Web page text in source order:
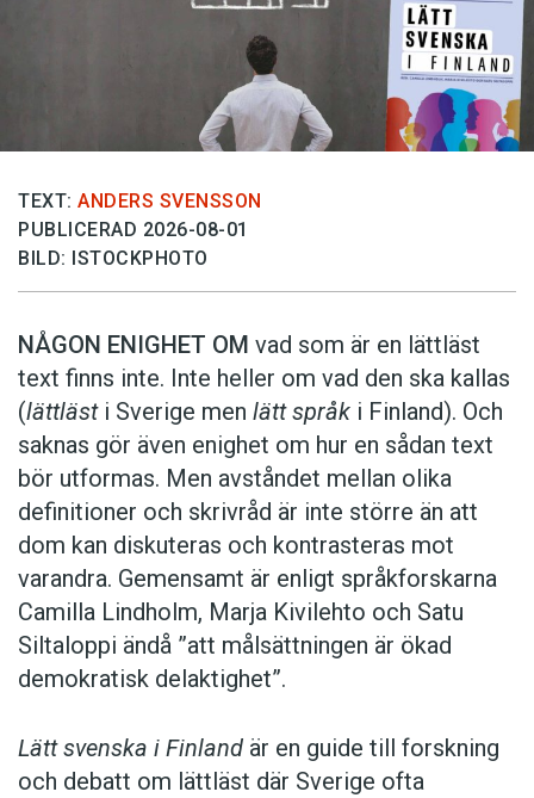
TEXT: ANDERS SVENSSON
PUBLICERAD 2026-08-01
BILD: ISTOCKPHOTO
NÅGON ENIGHET OM vad som är en lättläst
text finns inte. Inte heller om vad den ska kallas
(lättlästi Sverige men lätt språk i Finland). Och
saknas gör även enighet om hur en sådan text
bör utformas. Men avståndet mellan olika
definitioner och skrivråd är inte större än att
dom kan diskuteras och kontrasteras mot
varandra. Gemensamt är enligt språkforskarna
Camilla Lindholm, Marja Kivilehto och Satu
Siltaloppi ändå ”att målsättningen är ökad
demokratisk delaktighet”.
Lätt svenska i Finland är en guide till forskning
och debatt om lättläst där ­Sverige ofta